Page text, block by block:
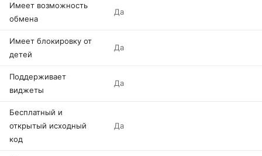
Имеет возможность
обмена
Да
Имеет блокировку от
детей
Да
Поддерживает
виджеты
Да
Бесплатный и
открытый исходный
код
Да